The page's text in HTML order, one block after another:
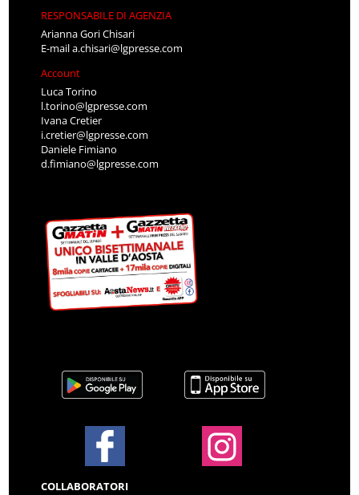
RESPONSABILE DI AGENZIA
Arianna Gori Chisari
E-maila.chisari@lgpresse.com
Account
Luca Torino
l.torino@lgpresse.com
Ivana Cretier
i.cretier@lgpresse.com
Daniele Fimiano
d.fimiano@lgpresse.com
COLLABORATORI